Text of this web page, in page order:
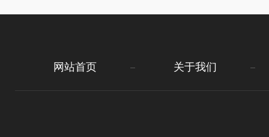
网站首页 关于我们